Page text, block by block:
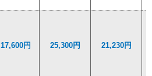
17,600円 25,300円 21,230円
17,600円 25,300円 21,230円